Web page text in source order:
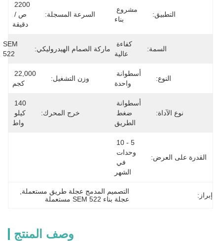
التطبيق:
مشروع
بناء
السرعة المسجلة:
2200
ص /
دقيقة
السمة:
كفاءة
عالية
ماركة الصمام الهيدروليكي:
SEM
522
النوع:
أسطوانة
واحدة
وزن التشغيل:
22,000
كجم
نوع الآداة:
أسطوانة
ضغط
الطريق
خرج المحرك:
140
كيلو
واط
القدرة على العرض:
5 - 10
وحدات
في
الشهر
إبراز: التصميم المدمج عجلة طريق مستعملة,
عجلة بناء SEM 522 مستعملة
وصف المنتج